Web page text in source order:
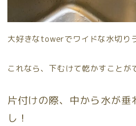
大好きなtowerでワイドな水切り
これなら、下むけて乾かすことが
片付けの際、中から水が垂
し！